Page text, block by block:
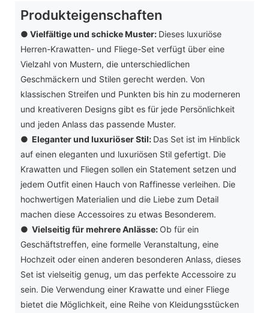
Produkteigenschaften
● Vielfältige und schicke Muster: Dieses luxuriöse
Herren-Krawatten- und Fliege-Set verfügt über eine
Vielzahl von Mustern, die unterschiedlichen
Geschmäckern und Stilen gerecht werden. Von
klassischen Streifen und Punkten bis hin zu moderneren
und kreativeren Designs gibt es für jede Persönlichkeit
und jeden Anlass das passende Muster.
● Eleganter und luxuriöser Stil: Das Set ist im Hinblick
auf einen eleganten und luxuriösen Stil gefertigt. Die
Krawatten und Fliegen sollen ein Statement setzen und
jedem Outfit einen Hauch von Raffinesse verleihen. Die
hochwertigen Materialien und die Liebe zum Detail
machen diese Accessoires zu etwas Besonderem.
● Vielseitig für mehrere Anlässe: Ob für ein
Geschäftstreffen, eine formelle Veranstaltung, eine
Hochzeit oder einen anderen besonderen Anlass, dieses
Set ist vielseitig genug, um das perfekte Accessoire zu
sein. Die Verwendung einer Krawatte und einer Fliege
bietet die Möglichkeit, eine Reihe von Kleidungsstücken